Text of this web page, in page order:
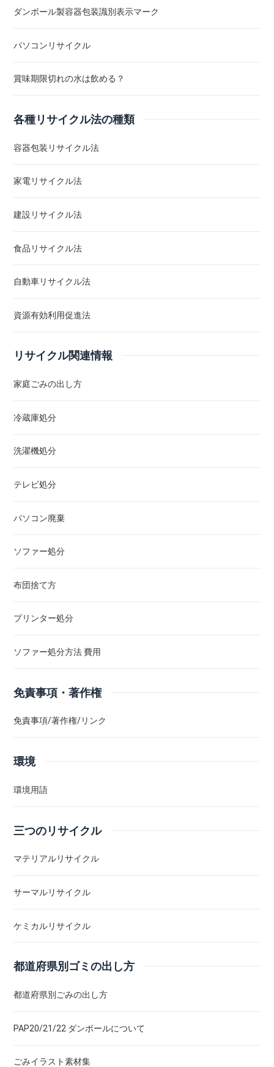
ダンボール製容器包装識別表示マーク
パソコンリサイクル
賞味期限切れの水は飲める？
各種リサイクル法の種類
容器包装リサイクル法
家電リサイクル法
建設リサイクル法
食品リサイクル法
自動車リサイクル法
資源有効利用促進法
リサイクル関連情報
家庭ごみの出し方
冷蔵庫処分
洗濯機処分
テレビ処分
パソコン廃棄
ソファー処分
布団捨て方
プリンター処分
ソファー処分方法 費用
免責事項・著作権
免責事項/著作権/リンク
環境
環境用語
三つのリサイクル
マテリアルリサイクル
サーマルリサイクル
ケミカルリサイクル
都道府県別ゴミの出し方
都道府県別ごみの出し方
PAP20/21/22 ダンボールについて
ごみイラスト素材集